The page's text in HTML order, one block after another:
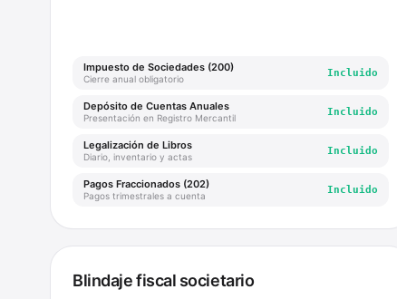
Impuesto de Sociedades (200)
Cierre anual obligatorio
Incluido
Depósito de Cuentas Anuales
Presentación en Registro Mercantil
Incluido
Legalización de Libros
Diario, inventario y actas
Incluido
Pagos Fraccionados (202)
Pagos trimestrales a cuenta
Incluido
Blindaje fiscal societario